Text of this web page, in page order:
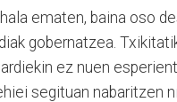
ematen, baina oso
gobernatzea.
ez nuen
segituan nabaritzen